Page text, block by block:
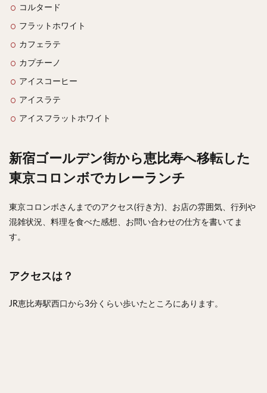
コルタード
フラットホワイト
カフェラテ
カプチーノ
アイスコーヒー
アイスラテ
アイスフラットホワイト
新宿ゴールデン街から恵比寿へ移転した
東京コロンボでカレーランチ
東京コロンボさんまでのアクセス(行き方)、お店の雰囲気、行列や
混雑状況、料理を食べた感想、お問い合わせの仕方を書いてま
す。
アクセスは？
JR恵比寿駅西口から3分くらい歩いたところにあります。